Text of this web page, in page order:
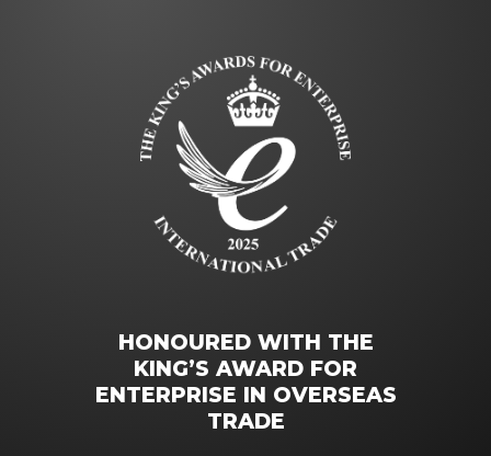
HONOURED WITH THE
KING’S AWARD FOR
ENTERPRISE IN OVERSEAS
TRADE